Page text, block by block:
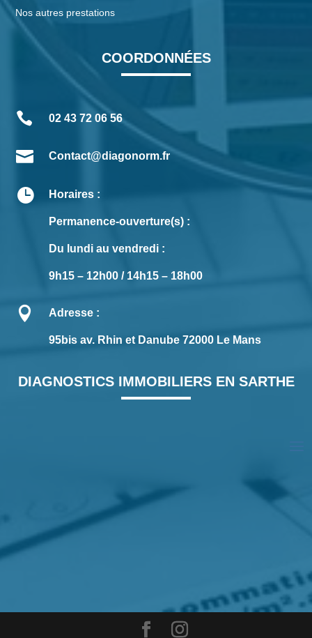
Nos autres prestations
COORDONNÉES
 02 43 72 06 56
 Contact@diagonorm.fr
 Horaires :
Permanence-ouverture(s) :
Du lundi au vendredi :
9h15 – 12h00 / 14h15 – 18h00
 Adresse :
95bis av. Rhin et Danube 72000 Le Mans
DIAGNOSTICS IMMOBILIERS EN SARTHE